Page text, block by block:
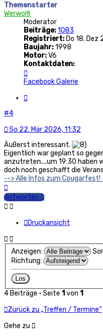
Themenstarter
Werwolfi
Moderator
Beiträge:1083
Registriert: Do 18. Dez
Baujahr:1998
Motor:V6
Kontaktdaten:
von
FacebookGalerie
#4
So 22. Mär 2026, 11:32
Äußerst interessant.
Eigentlich war geplant so
anzutreten....um 19:30 haben
doch noch geschafft die
--> Alle Infos zum Cougarfest!
oben
Antworten
Druckansicht
Anzeigen:
Richtung:
4 Beiträge • Seite 1von 1
Zurück zu „Treffen / Termine“
Gehe zu